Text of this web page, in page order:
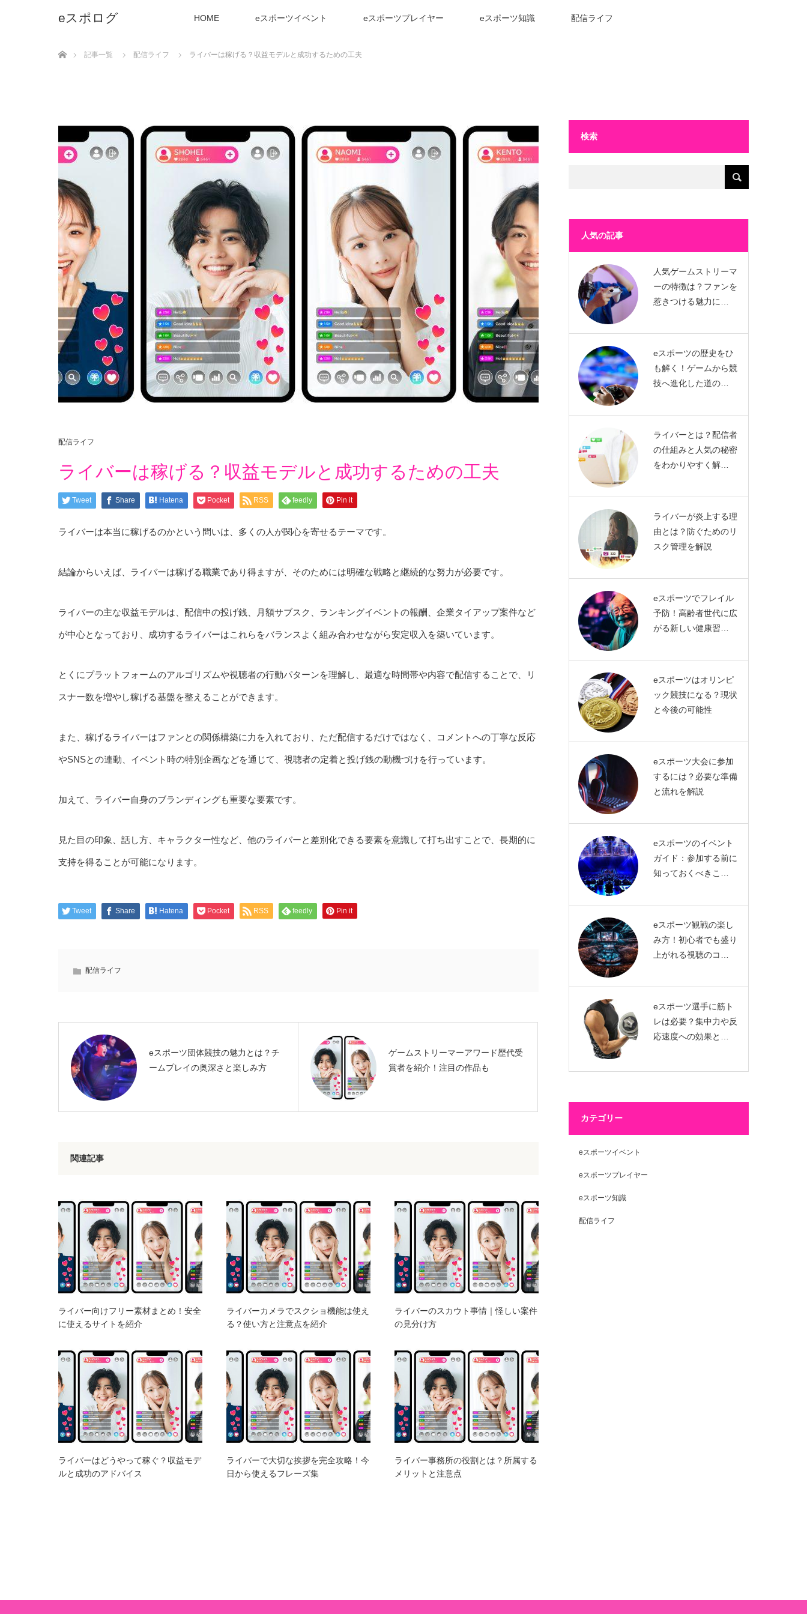
eスポログ HOME eスポーツイベント eスポーツプレイヤー eスポーツ知識 配信ライフ
記事一覧
配信ライフ ライバーは稼げる？収益モデルと成功するための工夫
配信ライフ
ライバーは稼げる？収益モデルと成功するための工夫
Tweet Share Hatena Pocket RSS feedly Pin it
ライバーは本当に稼げるのかという問いは、多くの人が関心を寄せるテーマです。
結論からいえば、ライバーは稼げる職業であり得ますが、そのためには明確な戦略と継続的な努力が必要です。
ライバーの主な収益モデルは、配信中の投げ銭、月額サブスク、ランキングイベントの報酬、企業タイアップ案件など
が中心となっており、成功するライバーはこれらをバランスよく組み合わせながら安定収入を築いています。
とくにプラットフォームのアルゴリズムや視聴者の行動パターンを理解し、最適な時間帯や内容で配信することで、リ
スナー数を増やし稼げる基盤を整えることができます。
また、稼げるライバーはファンとの関係構築に力を入れており、ただ配信するだけではなく、コメントへの丁寧な反応
やSNSとの連動、イベント時の特別企画などを通じて、視聴者の定着と投げ銭の動機づけを行っています。
加えて、ライバー自身のブランディングも重要な要素です。
見た目の印象、話し方、キャラクター性など、他のライバーと差別化できる要素を意識して打ち出すことで、長期的に
支持を得ることが可能になります。
Tweet Share Hatena Pocket RSS feedly Pin it
配信ライフ
eスポーツ団体競技の魅力とは？チ
ームプレイの奥深さと楽しみ方
ゲームストリーマーアワード歴代受
賞者を紹介！注目の作品も
関連記事
ライバー向けフリー素材まとめ！安全
に使えるサイトを紹介
ライバーカメラでスクショ機能は使え
る？使い方と注意点を紹介
ライバーのスカウト事情｜怪しい案件
の見分け方
ライバーはどうやって稼ぐ？収益モデ
ルと成功のアドバイス
ライバーで大切な挨拶を完全攻略！今
日から使えるフレーズ集
ライバー事務所の役割とは？所属する
メリットと注意点
検索
人気の記事
人気ゲームストリーマ
ーの特徴は？ファンを
惹きつける魅力に…
eスポーツの歴史をひ
も解く！ゲームから競
技へ進化した道の…
ライバーとは？配信者
の仕組みと人気の秘密
をわかりやすく解…
ライバーが炎上する理
由とは？防ぐためのリ
スク管理を解説
eスポーツでフレイル
予防！高齢者世代に広
がる新しい健康習…
eスポーツはオリンピ
ック競技になる？現状
と今後の可能性
eスポーツ大会に参加
するには？必要な準備
と流れを解説
eスポーツのイベント
ガイド：参加する前に
知っておくべきこ…
eスポーツ観戦の楽し
み方！初心者でも盛り
上がれる視聴のコ…
eスポーツ選手に筋ト
レは必要？集中力や反
応速度への効果と…
カテゴリー
eスポーツイベント
eスポーツプレイヤー
eスポーツ知識
配信ライフ